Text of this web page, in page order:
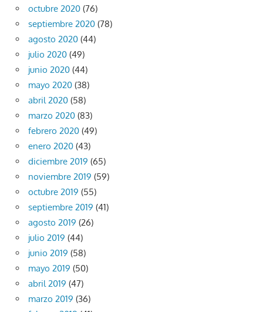
octubre 2020 (76)
septiembre 2020 (78)
agosto 2020 (44)
julio 2020 (49)
junio 2020 (44)
mayo 2020 (38)
abril 2020 (58)
marzo 2020 (83)
febrero 2020 (49)
enero 2020 (43)
diciembre 2019 (65)
noviembre 2019 (59)
octubre 2019 (55)
septiembre 2019 (41)
agosto 2019 (26)
julio 2019 (44)
junio 2019 (58)
mayo 2019 (50)
abril 2019 (47)
marzo 2019 (36)